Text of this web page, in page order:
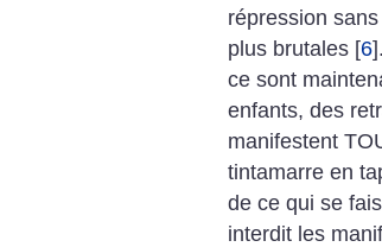
répression
plus brutales [6]
ce sont
enfants, des
manifestent
tintamarre en
de ce qui se
interdit les